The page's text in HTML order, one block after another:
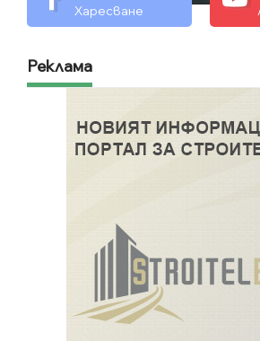
Харесване
Реклама